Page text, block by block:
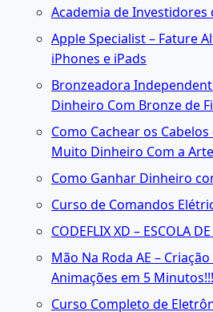
Academia de Investidores
Apple Specialist – Fature
iPhones e iPads
Bronzeadora
Dinheiro Com Bronze de
Como Cachear os
Muito Dinheiro Com a
Como Ganhar Dinheiro
Curso de Comandos
CODEFLIX XD – ESCOLA
Mão Na Roda AE –
Animações em 5
Curso Completo de